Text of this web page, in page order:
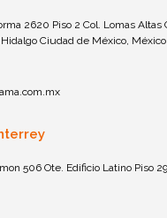
2620 Piso 2 Col. Lomas Altas
Ciudad de México, México
506 Ote. Edificio Latino Piso